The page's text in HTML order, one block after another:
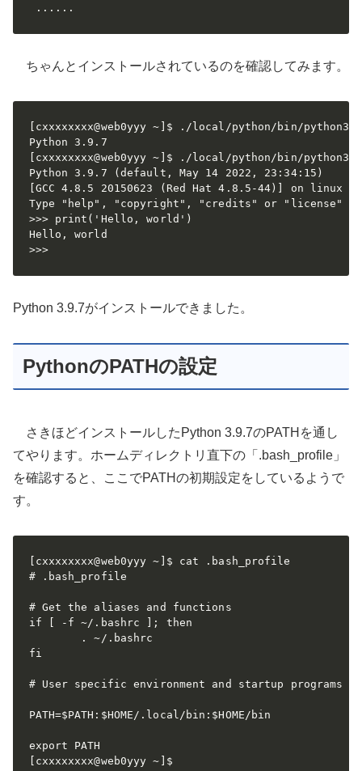
......
ちゃんとインストールされているのを確認してみます。
[cxxxxxxxx@web0yyy ~]$ ./local/python/bin/python3
Python 3.9.7
[cxxxxxxxx@web0yyy ~]$ ./local/python/bin/python3
Python 3.9.7 (default, May 14 2022, 23:34:15)
[GCC 4.8.5 20150623 (Red Hat 4.8.5-44)] on linux
Type "help", "copyright", "credits" or "license"
>>> print('Hello, world')
Hello, world
>>>
Python 3.9.7がインストールできました。
PythonのPATHの設定
さきほどインストールしたPython 3.9.7のPATHを通し
てやります。ホームディレクトリ直下の「.bash_profile」
を確認すると、ここでPATHの初期設定をしているようで
す。
[cxxxxxxxx@web0yyy ~]$ cat .bash_profile
# .bash_profile
# Get the aliases and functions
if [ -f ~/.bashrc ]; then
        . ~/.bashrc
fi
# User specific environment and startup programs
PATH=$PATH:$HOME/.local/bin:$HOME/bin
export PATH
[cxxxxxxxx@web0yyy ~]$